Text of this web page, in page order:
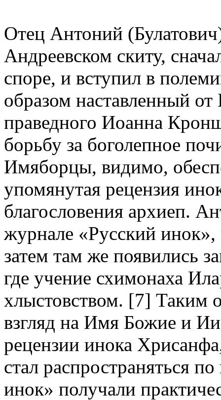
Отец Антоний
Андреевском скиту,
споре, и вступил в
образом наставленный
праведного Иоанна
борьбу за боголепное
Имяборцы, видимо,
упомянутая рецензия
благословения архиеп.
журнале «Русский
затем там же появились
где учение схимонаха
хлыстовством. [7] Таким
взгляд на Имя Божие и
рецензии инока
стал распространяться
инок» получали